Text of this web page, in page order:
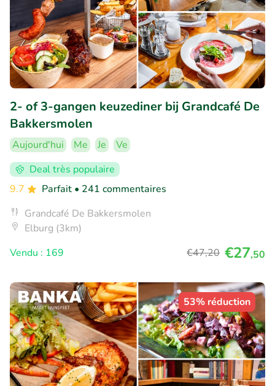
2- of 3-gangen keuzediner bij Grandcafé De
Bakkersmolen
Aujourd'hui Me Je
Ve
Deal très populaire
9.7
Parfait • 241 commentaires
Grandcafé De Bakkersmolen
Elburg (3km)
Vendu : 169
€47,20 €27,50
53% réduction